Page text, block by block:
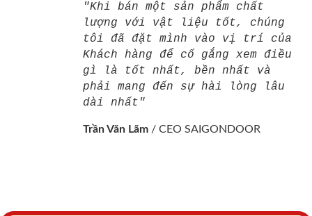
"Khi bán một sản phẩm chất
lượng với vật liệu tốt, chúng
tôi đã đặt mình vào vị trí của
Khách hàng để cố gắng xem điều
gì là tốt nhất, bền nhất và
phải mang đến sự hài lòng lâu
dài nhất"
Trần Văn Lãm / CEO SAIGONDOOR